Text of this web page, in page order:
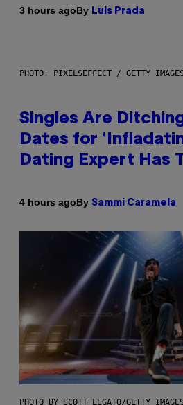
3 hours agoBy Luis Prada
PHOTO: PIXELSEFFECT / GETTY
Singles Are
Dates for
Dating Expert Has
4 hours agoBy Sammi Caramela
PHOTO BY SCOTT LEGATO/GETTY